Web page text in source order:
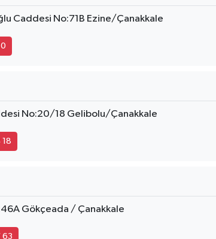
Caddesi No:71B Ezine/Çanakkale
No:20/18 Gelibolu/Çanakkale
Gökçeada / Çanakkale
63